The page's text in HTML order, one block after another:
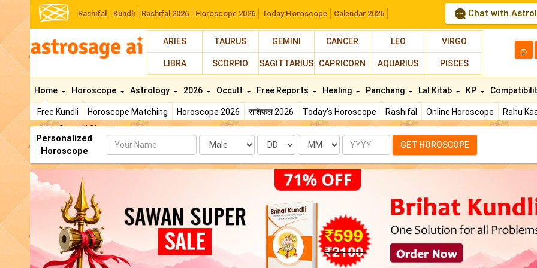
Rashifal Kundli Rashifal 2026 Horoscope 2026 Today Horoscope Calendar 2026 Chat with
ARIES TAURUS GEMINI CANCER LEO VIRGO
LIBRA SCORPIO SAGITTARIUS CAPRICORN AQUARIUS PISCES
த
Home
Free Kundli Horoscope Matching Horoscope 2026 राशिफल 2026 Today's Horoscope Rashifal Online Horoscope Rahu
AstroSage AI Shop
Horoscope Astrology 2026 Occult Free Reports Healing Panchang Lal Kitab KP
Personalized
Horoscope
Name Date Month Year GET HOROSCOPE